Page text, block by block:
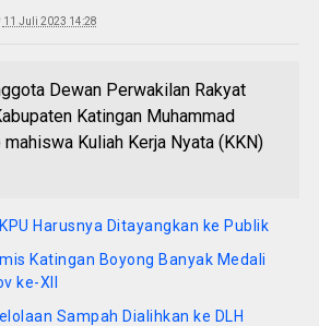
11 Juli 2023 14:28
Dewan Perwakilan Rakyat
Katingan Muhammad
Kuliah Kerja Nyata (KKN)
Harusnya Ditayangkan ke Publik
Katingan Boyong Banyak Medali
ke-XII
Sampah Dialihkan ke DLH